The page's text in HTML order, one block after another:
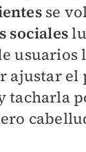
se
sociales
usuarios
ajustar el
tacharla